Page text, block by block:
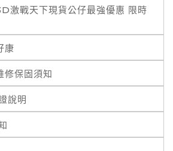
激戰天下現貨公仔最強優惠 限時
康
修保固須知
說明